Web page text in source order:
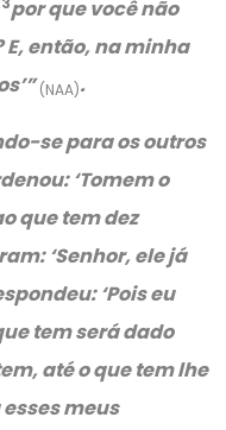
por que você não
então, na minha
”(NAA).
se para os outros
‘Tomem o
que tem dez
‘Senhor, ele já
‘Pois eu
tem será dado
até o que tem lhe
meus